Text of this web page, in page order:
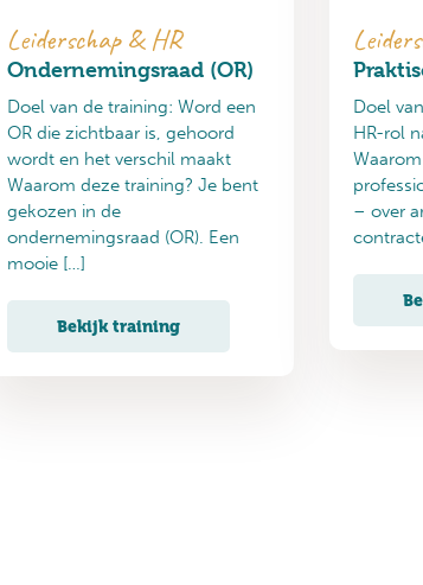
Leiderschap & HR
Ondernemingsraad (OR)
Doel van de training: Word een
OR die zichtbaar is, gehoord
wordt en het verschil maakt
Waarom deze training? Je bent
gekozen in de
ondernemingsraad (OR). Een
mooie […]
Bekijk training
Doel
HR-rol
– over